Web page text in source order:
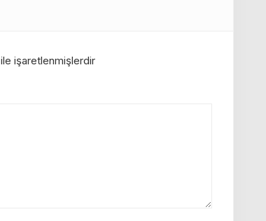
ile işaretlenmişlerdir